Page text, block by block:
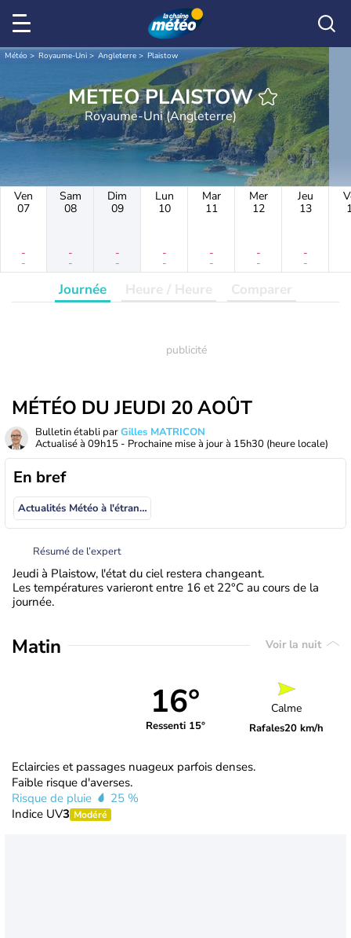
Météo Royaume-Uni Angleterre Plaistow
METEO PLAISTOW
Royaume-Uni (Angleterre)
Ven
07
-
-
Sam
08
-
-
Dim
09
-
-
Lun
10
-
-
Mar
11
-
-
Mer
12
-
-
Jeu
13
-
-
Journée Heure / Heure Comparer
MÉTÉO DU JEUDI 20 AOÛT
Bulletin établi parGilles MATRICON
Actualisé à 09h15 - Prochaine mise à jour à 15h30 (heure locale)
En bref
Actualités Météo à l'étranger
Résumé de l’expert
Jeudi à Plaistow, l'état du ciel restera changeant.
Les températures varieront entre 16 et 22°C au cours de la
journée.
Matin Voir la nuit
16°
Ressenti 15°
Calme
Rafales20 km/h
Eclaircies et passages nuageux parfois denses.
Faible risque d'averses.
Risque de pluie
25 %
Indice UV3 Modéré